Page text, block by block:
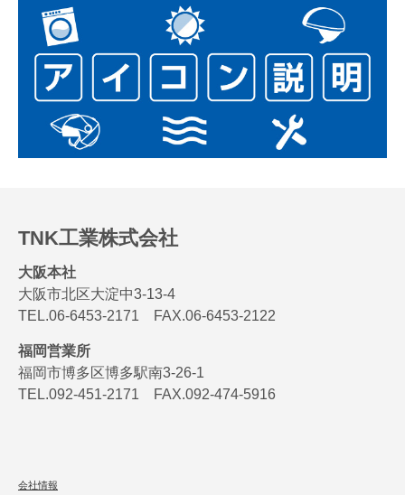
TNK工業株式会社
大阪本社
大阪市北区大淀中3-13-4
TEL.06-6453-2171 FAX.06-6453-2122
福岡営業所
福岡市博多区博多駅南3-26-1
TEL.092-451-2171 FAX.092-474-5916
会社情報